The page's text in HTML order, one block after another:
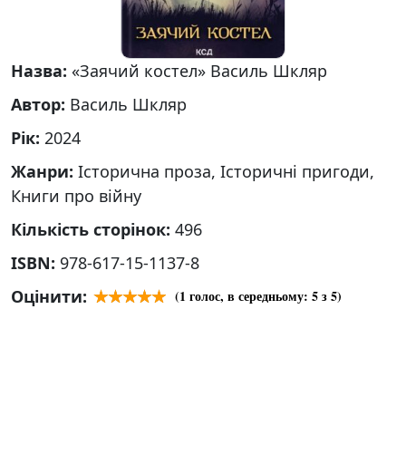
Назва: «Заячий костел» Василь Шкляр
Автор: Василь Шкляр
Рік: 2024
Жанри: Історична проза, Історичні пригоди,
Книги про війну
Кількість сторінок: 496
ISBN: 978-617-15-1137-8
Оцінити:
(1 голос, в середньому: 5з 5)